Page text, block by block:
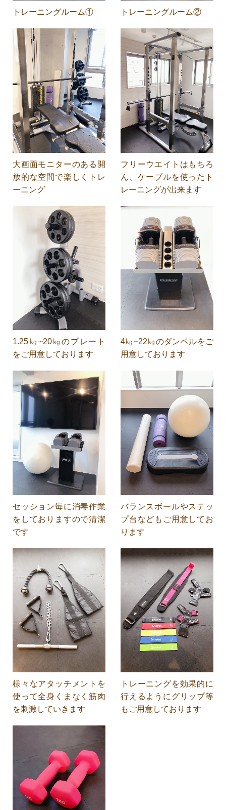
トレーニングルーム① トレーニングルーム②
大画面モニターのある開
放的な空間で楽しくトレ
ーニング
フリーウエイトはもちろ
ん、ケーブルを使ったト
レーニングが出来ます
1.25㎏~20㎏のプレート
をご用意しております
4㎏~22㎏のダンベルをご
用意しております
セッション毎に消毒作業
をしておりますので清潔
です
バランスボールやステッ
プ台などもご用意してお
ります
様々なアタッチメントを
使って全身くまなく筋肉
を刺激していきます
トレーニングを効果的に
行えるようにグリップ等
もご用意しております